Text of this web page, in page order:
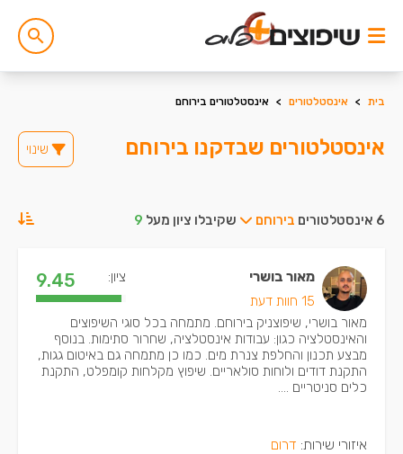
בית > אינסטלטורים > אינסטלטורים בירוחם
אינסטלטורים שבדקנו בירוחם שינוי
6 אינסטלטורים בירוחם שקיבלו ציון מעל 9
מאור בושרי
15 חוות דעת
ציון: 9.45
מאור בושרי, שיפוצניק בירוחם. מתמחה בכל סוגי השיפוצים
והאינסטלציה כגון: עבודות אינסטלציה, שחרור סתימות. בנוסף
מבצע תכנון והחלפת צנרת מים. כמו כן מתמחה גם באיטום גגות,
התקנת דודים ולוחות סולאריים. שיפוץ מקלחות קומפלט, התקנת
כלים סניטריים ....
איזורי שירות: דרום